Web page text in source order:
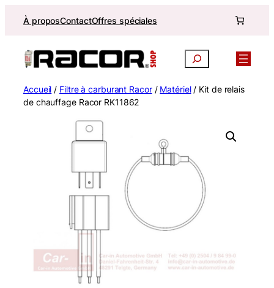
À proposContactOffres spéciales
Recherche
Accueil / Filtre à carburant Racor/ Matériel/ Kit de relais
de chauffage Racor RK11862